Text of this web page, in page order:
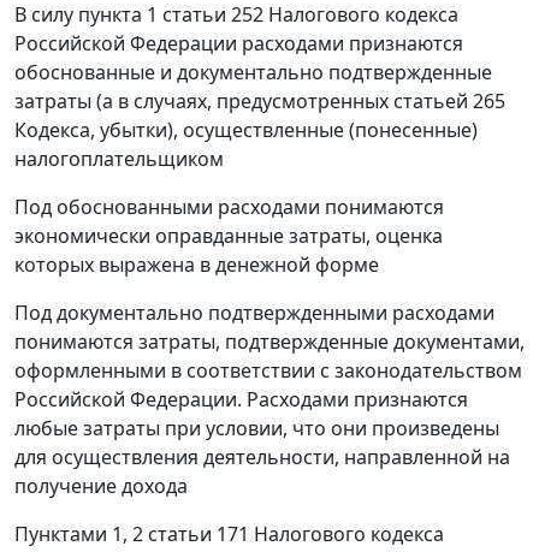
В силу пункта 1 статьи 252 Налогового кодекса
Российской Федерации расходами признаются
обоснованные и документально подтвержденные
затраты (а в случаях, предусмотренных статьей 265
Кодекса, убытки), осуществленные (понесенные)
налогоплательщиком
Под обоснованными расходами понимаются
экономически оправданные затраты, оценка
которых выражена в денежной форме
Под документально подтвержденными расходами
понимаются затраты, подтвержденные документами,
оформленными в соответствии с законодательством
Российской Федерации. Расходами признаются
любые затраты при условии, что они произведены
для осуществления деятельности, направленной на
получение дохода
Пунктами 1, 2 статьи 171 Налогового кодекса